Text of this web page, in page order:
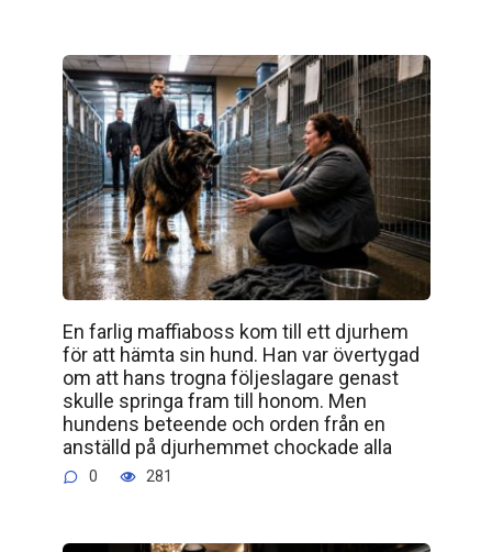
En farlig maffiaboss kom till ett djurhem
för att hämta sin hund. Han var övertygad
om att hans trogna följeslagare genast
skulle springa fram till honom. Men
hundens beteende och orden från en
anställd på djurhemmet chockade alla
0 281